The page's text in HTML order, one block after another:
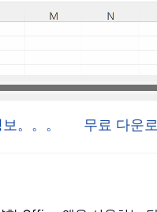
。。。 무료 다운